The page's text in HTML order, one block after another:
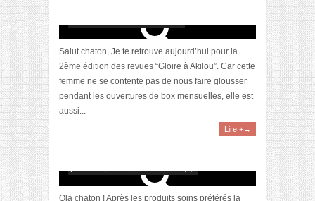
Salut chaton, Je te retrouve aujourd’hui pour la
2ème édition des revues “Gloire à Akilou”. Car cette
femme ne se contente pas de nous faire glousser
pendant les ouvertures de box mensuelles, elle est
aussi...
Lire +→
Ola chaton ! Après les produits soins préférés la